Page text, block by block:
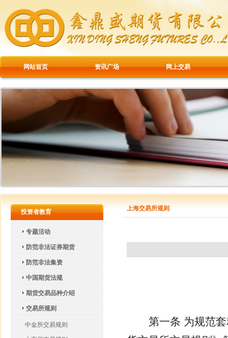
网站首页 资讯广场 网上交易
投资者教育
专题活动
防范非法证券期货
防范非法集资
中国期货法规
期货交易品种介绍
交易所规则
中金所交易规则
上海交易所规则
第一条 为规范